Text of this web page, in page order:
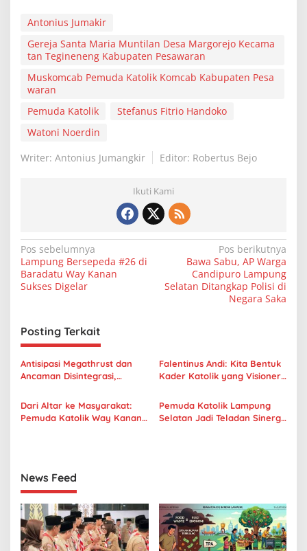
Antonius Jumakir
Gereja Santa Maria Muntilan Desa Margorejo Kecama
tan Tegineneng Kabupaten Pesawaran
Muskomcab Pemuda Katolik Komcab Kabupaten Pesa
waran
Pemuda Katolik
Stefanus Fitrio Handoko
Watoni Noerdin
Writer: Antonius Jumangkir
Editor: Robertus Bejo
Ikuti Kami
N
a
v
g
a
s
i
p
o
Pos sebelumnya
Lampung Bersepeda #26 di
Baradatu Way Kanan
Sukses Digelar
Pos berikutnya
Bawa Sabu, AP Warga
Candipuro Lampung
Selatan Ditangkap Polisi di
Negara Saka
Posting Terkait
Antisipasi Megathrust dan
Ancaman Disintegrasi,
di SPN Polda Lampung
Falentinus Andi: Kita Bentuk
Kader Katolik yang Visioner,
Dari Altar ke Masyarakat:
Pemuda Katolik Way Kanan
Pemuda Katolik Lampung
Selatan Jadi Teladan Sinergi
News Feed